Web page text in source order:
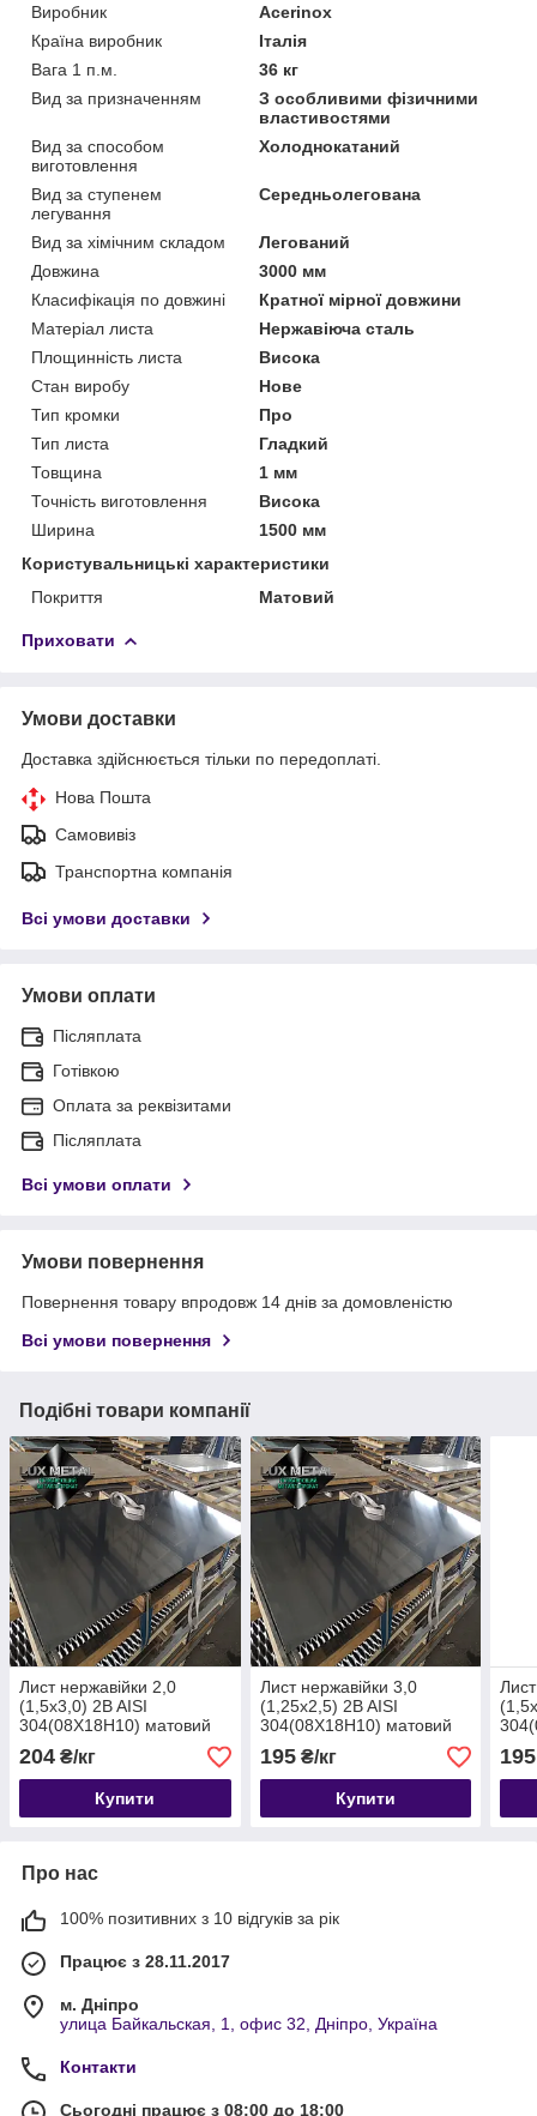
Виробник
Acerinox
Країна виробник
Італія
Вага 1 п.м.
36 кг
Вид за призначенням
З особливими фізичними
властивостями
Вид за способом
виготовлення
Холоднокатаний
Вид за ступенем
легування
Середньолегована
Вид за хімічним складом
Легований
Довжина
3000 мм
Класифікація по довжині
Кратної мірної довжини
Матеріал листа
Нержавіюча сталь
Площинність листа
Висока
Стан виробу
Нове
Тип кромки
Про
Тип листа
Гладкий
Товщина
1 мм
Точність виготовлення
Висока
Ширина
1500 мм
Користувальницькі характеристики
Покриття
Матовий
Приховати
Умови доставки
Доставка здійснюється тільки по передоплаті.
Нова Пошта
Самовивіз
Транспортна компанія
Всі умови доставки
Умови оплати
Післяплата
Готівкою
Оплата за реквізитами
Післяплата
Всі умови оплати
Умови повернення
Повернення товару впродовж 14 днів за домовленістю
Всі умови повернення
Подібні товари компанії
Лист нержавійки 2,0
(1,5х3,0) 2B AISI
304(08Х18Н10) матовий
харчової.
204 ₴/кг
Купити
Лист нержавійки 3,0
(1,25х2,5) 2B AISI
304(08Х18Н10) матовий
харчової.
195₴/кг
Купити
195
Про нас
100% позитивних з 10 відгуків за рік
Працює з 28.11.2017
м. Дніпро
улица Байкальская, 1, офис 32, Дніпро, Україна
Контакти
Сьогодні працює з 08:00 до 18:00